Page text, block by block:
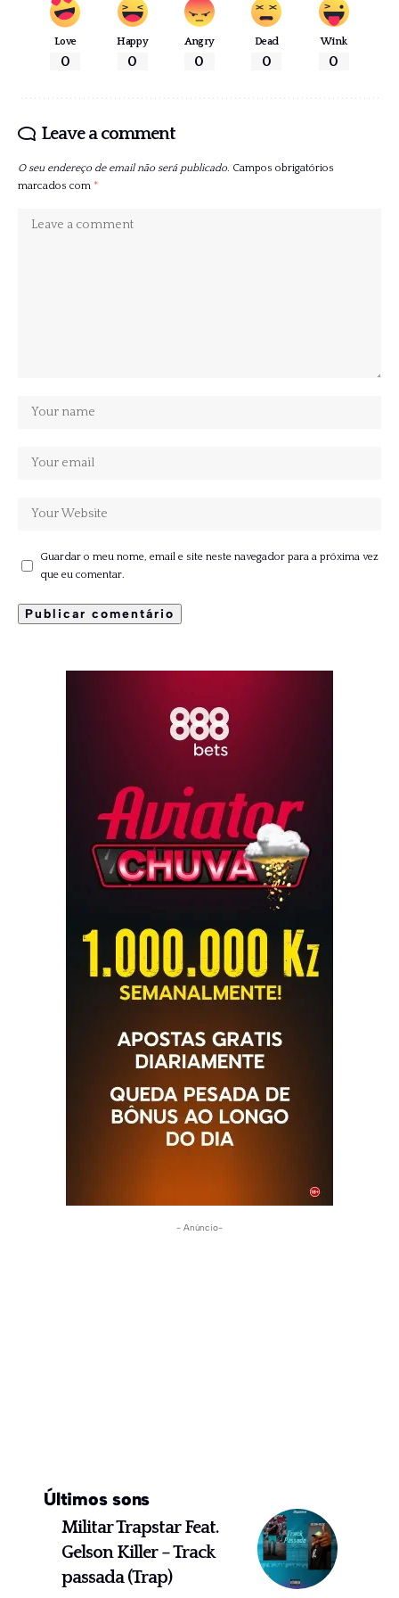
Love
0
Happy
0
Angry
0
Dead
0
Wink
0
Leave a comment
O seu endereço de email não será publicado. Campos obrigatórios
marcados com *
Guardar o meu nome, email e site neste navegador para a próxima vez
que eu comentar.
- Anúncio-
Últimos sons
Militar Trapstar Feat.
Gelson Killer – Track
passada (Trap)